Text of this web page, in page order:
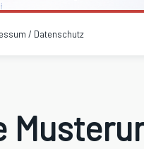
/ Datenschutz